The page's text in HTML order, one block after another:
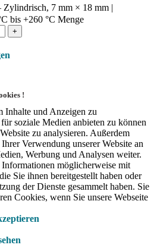
Zylindrisch, 7 mm × 18 mm |
bis +260 °C Menge
!
Inhalte und Anzeigen zu
soziale Medien anbieten zu können
zu analysieren. Außerdem
Verwendung unserer Website an
Werbung und Analysen weiter.
möglicherweise mit
Sie ihnen bereitgestellt haben oder
der Dienste gesammelt haben. Sie
Cookies, wenn Sie unsere Webseite